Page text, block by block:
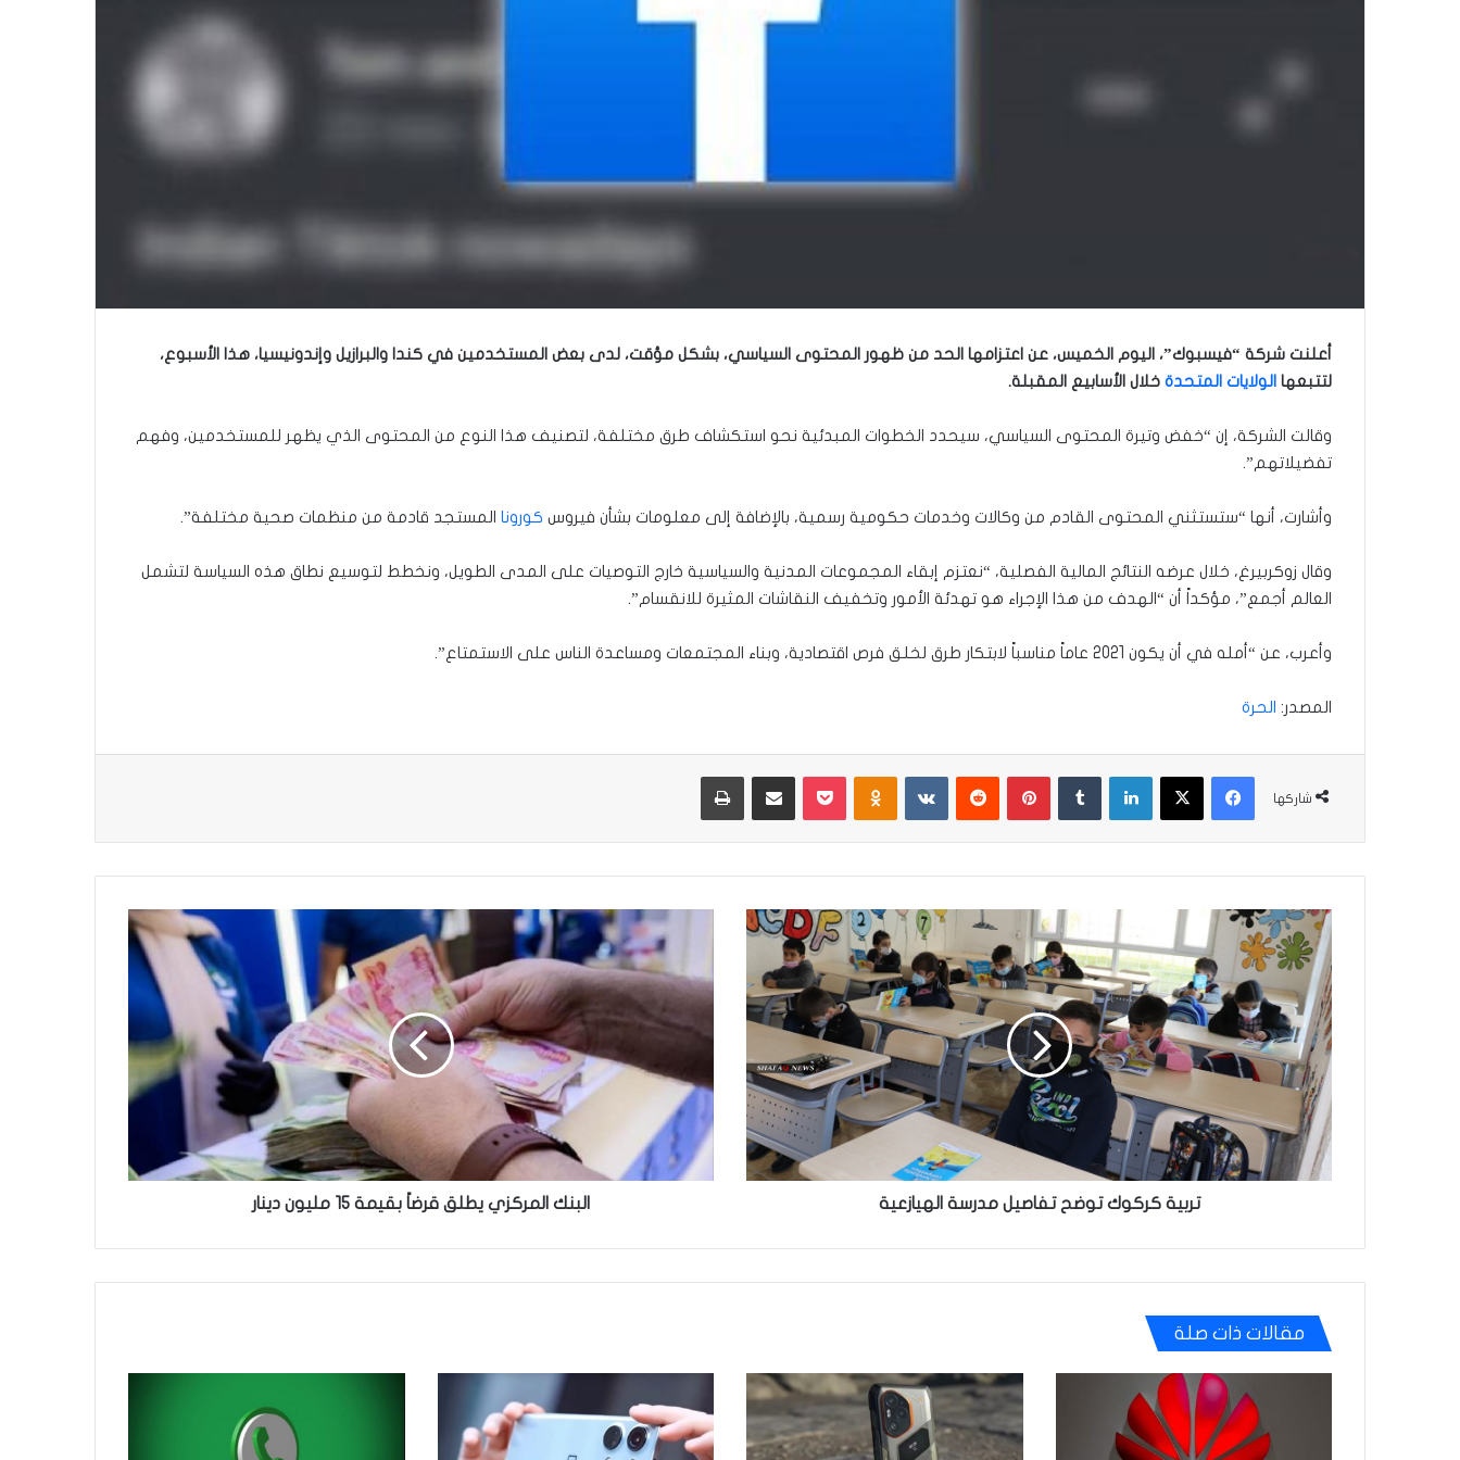
أعلنت شركة “فيسبوك”، اليوم الخميس، عن اعتزامها الحد من ظهور المحتوى السياسي، بشكل مؤقت، لدى بعض المستخدمين في كندا والبرازيل وإندونيسيا، هذا الأسبوع،
لتتبعها الولايات المتحدة خلال الأسابيع المقبلة.
وقالت الشركة، إن “خفض وتيرة المحتوى السياسي، سيحدد الخطوات المبدئية نحو استكشاف طرق مختلفة، لتصنيف هذا النوع من المحتوى الذي يظهر للمستخدمين، وفهم
تفضيلاتهم”.
وأشارت، أنها “ستستثني المحتوى القادم من وكالات وخدمات حكومية رسمية، بالإضافة إلى معلومات بشأن فيروس كورونا المستجد قادمة من منظمات صحية مختلفة”.
وقال زوكربيرغ، خلال عرضه النتائج المالية الفصلية، “نعتزم إبقاء المجموعات المدنية والسياسية خارج التوصيات على المدى الطويل، ونخطط لتوسيع نطاق هذه السياسة لتشمل
العالم أجمع”، مؤكداً أن “الهدف من هذا الإجراء هو تهدئة الأمور وتخفيف النقاشات المثيرة للانقسام”.
وأعرب، عن “أمله في أن يكون 2021 عاماً مناسباً لابتكار طرق لخلق فرص اقتصادية، وبناء المجتمعات ومساعدة الناس على الاستمتاع”.
المصدر: الحرة
شاركها
فيسبوك
‫X لينكدإن بينتيريست Odnoklassniki
‫Pocketمشاركة عبر البريد طباعة
تربية
كركوك
توضح
تفاصيل
مدرسة
الهيازعية
تربية كركوك توضح تفاصيل مدرسة الهيازعية
المركزي
قرضاً
بقيمة
15
دينار
البنك المركزي يطلق قرضاً بقيمة 15 مليون دينار
مقالات ذات صلة